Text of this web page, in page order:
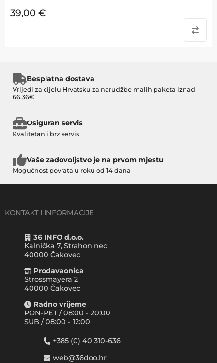
39,00 €
Besplatna dostava
Vrijedi za cijelu Hrvatsku za narudžbe malih paketa iznad
66.36€
Osiguran servis
Kvalitetan i brz servis
Vaše zadovoljstvo je na prvom mjestu
Mogućnost povrata u roku od 14 dana
KONTAKT I INFORMACIJE
36 INFO d.o.o.
Kalnička 7, Strahoninec
40000 Čakovec
Prodavaonica
Strossmayera 2
40000 Čakovec
Radno vrijeme
PON-PET / 08:00 - 20:00
SUB / 08:00 - 12:00
+385 (0) 40 310-636
web@36doo.hr